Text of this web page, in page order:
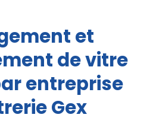
et
de vitre
entreprise
Gex